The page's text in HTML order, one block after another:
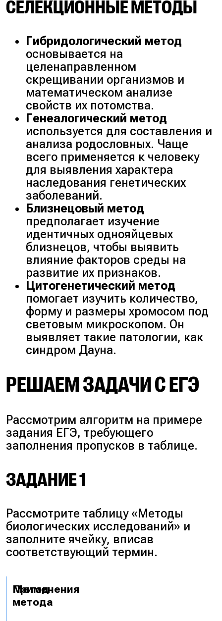
СЕЛЕКЦИОННЫЕ МЕТОДЫ
Гибридологический метод
основывается на
целенаправленном
скрещивании организмов и
математическом анализе
свойств их потомства.
Генеалогический метод
используется для составления и
анализа родословных. Чаще
всего применяется к человеку
для выявления характера
наследования генетических
заболеваний.
Близнецовый метод
предполагает изучение
идентичных однояйцевых
близнецов, чтобы выявить
влияние факторов среды на
развитие их признаков.
Цитогенетический метод
помогает изучить количество,
форму и размеры хромосом под
световым микроскопом. Он
выявляет такие патологии, как
синдром Дауна.
РЕШАЕМ ЗАДАЧИ С ЕГЭ
Рассмотрим алгоритм на примере
задания ЕГЭ, требующего
заполнения пропусков в таблице.
ЗАДАНИЕ 1
Рассмотрите таблицу «Методы
биологических исследований» и
заполните ячейку, вписав
соответствующий термин.
Метод
Применения
метода